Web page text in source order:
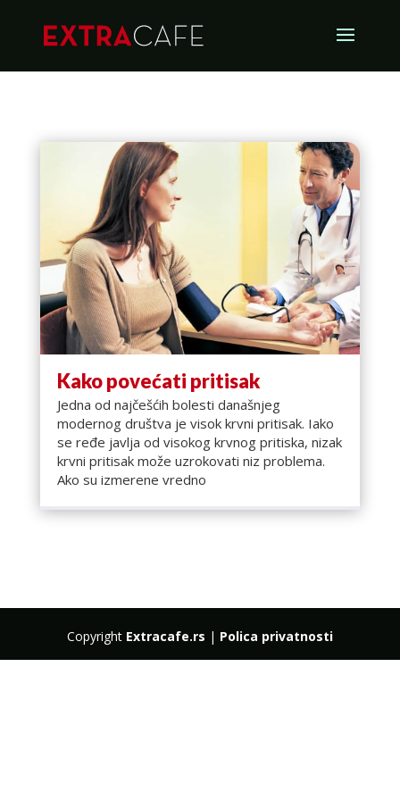
Kako povećati pritisak
Jedna od najčešćih bolesti današnjeg
modernog društva je visok krvni pritisak. Iako
se ređe javlja od visokog krvnog pritiska, nizak
krvni pritisak može uzrokovati niz problema.
Ako su izmerene vredno
Copyright Extracafe.rs | Polica privatnosti